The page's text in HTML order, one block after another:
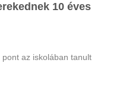
10 éves
az iskolában tanult